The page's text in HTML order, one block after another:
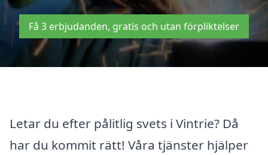
Få 3 erbjudanden, gratis och utan förpliktelser
Letar du efter pålitlig svets i Vintrie? Då
har du kommit rätt! Våra tjänster hjälper